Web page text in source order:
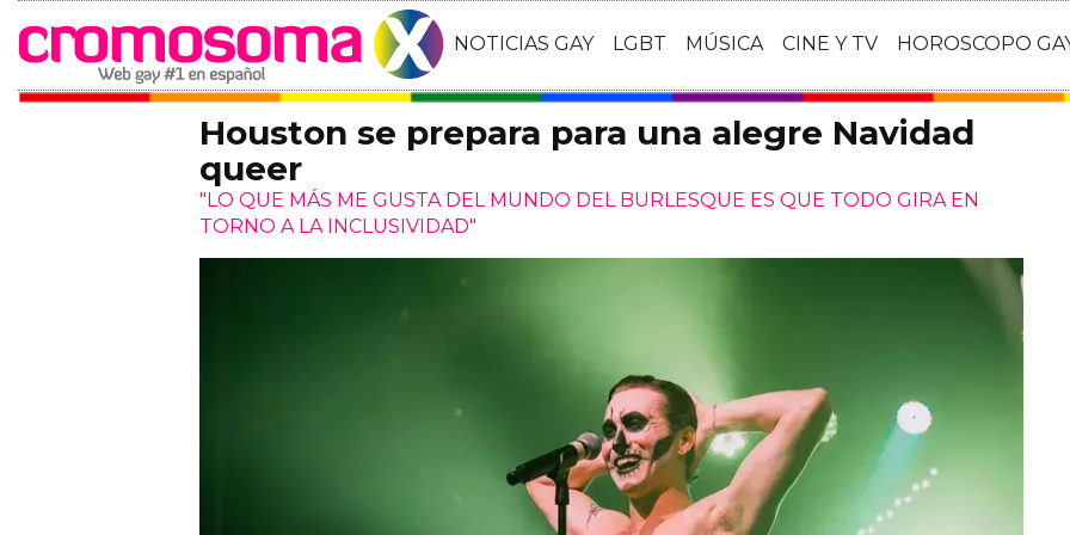
NOTICIAS GAY LGBT MÚSICA CINE Y TV HOROSCOPO
Houston se prepara para una alegre Navidad
queer
"LO QUE MÁS ME GUSTA DEL MUNDO DEL BURLESQUE ES QUE TODO GIRA EN
TORNO A LA INCLUSIVIDAD"